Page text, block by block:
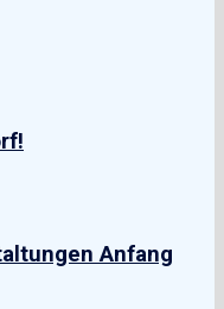
Anfang